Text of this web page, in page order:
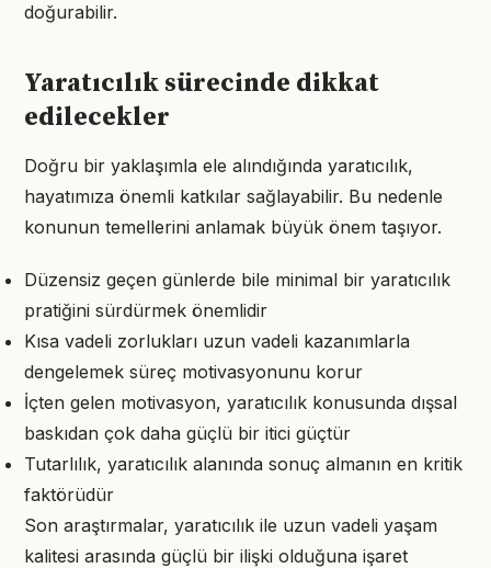
doğurabilir.
Yaratıcılık sürecinde dikkat
edilecekler
Doğru bir yaklaşımla ele alındığında yaratıcılık,
hayatımıza önemli katkılar sağlayabilir. Bu nedenle
konunun temellerini anlamak büyük önem taşıyor.
Düzensiz geçen günlerde bile minimal bir yaratıcılık
pratiğini sürdürmek önemlidir
Kısa vadeli zorlukları uzun vadeli kazanımlarla
dengelemek süreç motivasyonunu korur
İçten gelen motivasyon, yaratıcılık konusunda dışsal
baskıdan çok daha güçlü bir itici güçtür
Tutarlılık, yaratıcılık alanında sonuç almanın en kritik
faktörüdür
Son araştırmalar, yaratıcılık ile uzun vadeli yaşam
kalitesi arasında güçlü bir ilişki olduğuna işaret